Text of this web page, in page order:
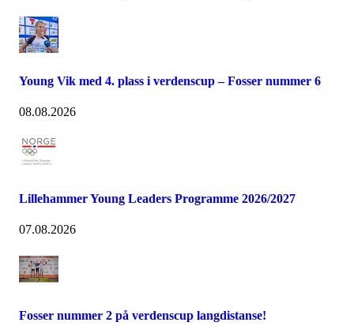
Young Vik med 4. plass i verdenscup – Fosser nummer 6
08.08.2026
Lillehammer Young Leaders Programme 2026/2027
07.08.2026
Fosser nummer 2 på verdenscup langdistanse!